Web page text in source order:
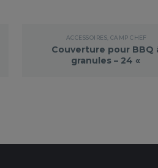
ACCESSOIRES, CAMP CHEF
Couverture pour BBQ
granules – 24 «